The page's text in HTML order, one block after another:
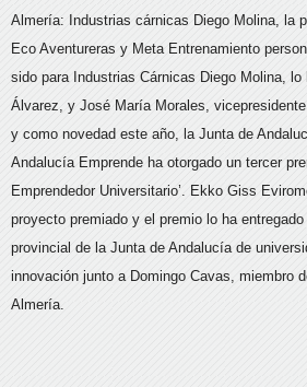
Almería: Industrias cárnicas Diego Molina, la
Eco Aventureras y Meta Entrenamiento
sido para Industrias Cárnicas Diego Molina, lo
Álvarez, y José María Morales,
y como novedad este año, la Junta de
Andalucía Emprende ha otorgado un tercer
Emprendedor Universitario’. Ekko Giss
proyecto premiado y el premio lo ha
provincial de la Junta de Andalucía de
innovación junto a Domingo Cavas, miembro
Almería.